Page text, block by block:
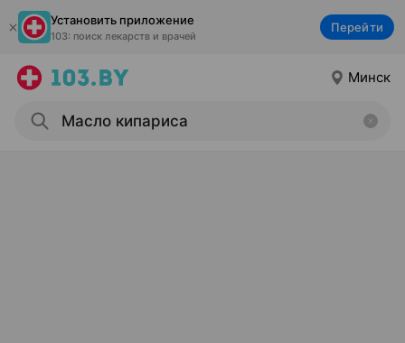
Установить приложение
103: поиск лекарств и врачей
Перейти
Минск